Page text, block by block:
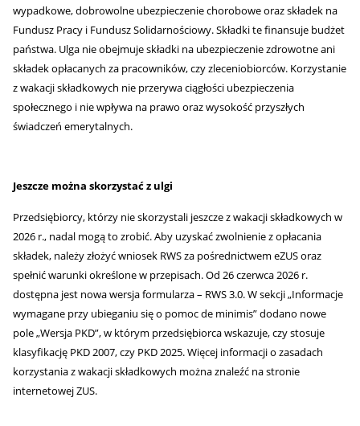
wypadkowe, dobrowolne ubezpieczenie chorobowe oraz składek na
Fundusz Pracy i Fundusz Solidarnościowy. Składki te finansuje budżet
państwa. Ulga nie obejmuje składki na ubezpieczenie zdrowotne ani
składek opłacanych za pracowników, czy zleceniobiorców. Korzystanie
z wakacji składkowych nie przerywa ciągłości ubezpieczenia
społecznego i nie wpływa na prawo oraz wysokość przyszłych
świadczeń emerytalnych.
Jeszcze można skorzystać z ulgi
Przedsiębiorcy, którzy nie skorzystali jeszcze z wakacji składkowych w
2026 r., nadal mogą to zrobić. Aby uzyskać zwolnienie z opłacania
składek, należy złożyć wniosek RWS za pośrednictwem eZUS oraz
spełnić warunki określone w przepisach. Od 26 czerwca 2026 r.
dostępna jest nowa wersja formularza – RWS 3.0. W sekcji „Informacje
wymagane przy ubieganiu się o pomoc de minimis” dodano nowe
pole „Wersja PKD”, w którym przedsiębiorca wskazuje, czy stosuje
klasyfikację PKD 2007, czy PKD 2025. Więcej informacji o zasadach
korzystania z wakacji składkowych można znaleźć na stronie
internetowej ZUS.